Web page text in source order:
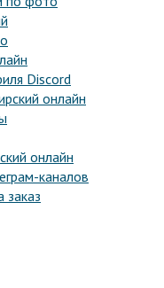
Discord
онлайн
онлайн
каналов
заказ